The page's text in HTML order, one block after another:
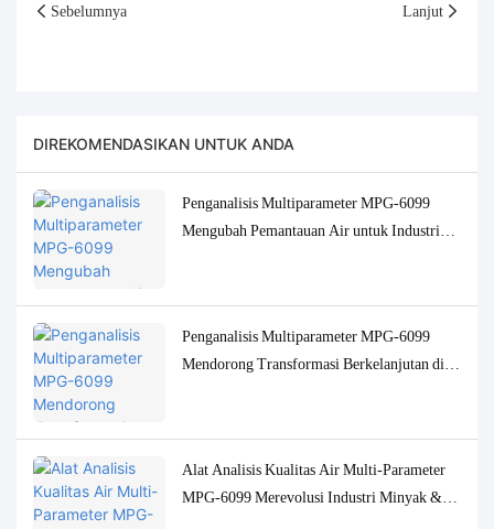
Sebelumnya Lanjut
DIREKOMENDASIKAN UNTUK ANDA
Penganalisis Multiparameter MPG-6099
Mengubah Pemantauan Air untuk Industri
Penganalisis Multiparameter MPG-6099
Mendorong Transformasi Berkelanjutan di
Alat Analisis Kualitas Air Multi-Parameter
MPG-6099 Merevolusi Industri Minyak &